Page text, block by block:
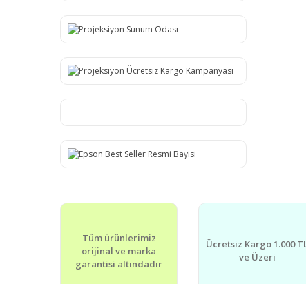
Tüm ürünlerimiz
orijinal ve marka
garantisi altındadır
Ücretsiz Kargo 1.000
ve Üzeri